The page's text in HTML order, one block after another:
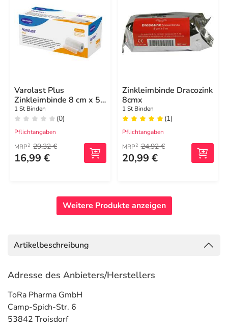
Varolast Plus
Zinkleimbinde 8 cm x 5
m
1 St Binden
(0)
Pflichtangaben
MRP2 29,32 €
16,99 €
Zinkleimbinde Dracozink
8cmx
1 St Binden
(1)
Pflichtangaben
MRP2 24,92 €
20,99 €
Weitere Produkte anzeigen
Artikelbeschreibung
Adresse des Anbieters/Herstellers
ToRa Pharma GmbH
Camp-Spich-Str. 6
53842 Troisdorf